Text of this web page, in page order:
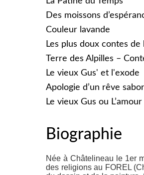
Des moissons
Couleur lavande
Les plus doux contes de
Terre des Alpilles –
Le vieux Gus' et l'exode
Apologie d’un rêve
Le vieux Gus ou
Biographie
Née à Châtelineau le 1er
des religions au FOREL